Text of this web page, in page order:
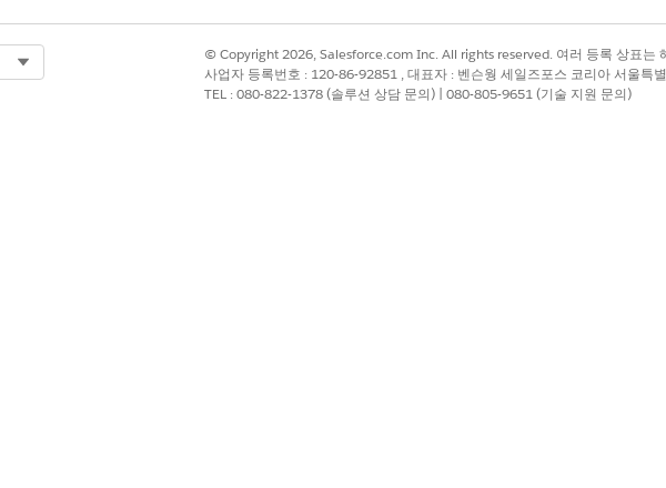
자산 대출용 카탈로그 및 범주 만들기
로그 및 관련 범주를 만들어 Automotive Cloud에서 금융 상품을 분류합니다. 예를 들어, 은행
룹화할 수 있습니다. 사용자는 주택 대출, 차량 대출, 개인 대출과 같은 범주로 제품군을 추가로
© Copyright 2026, Salesforce.com Inc. All rights reserved. 여러 등록 상표는
사업자 등록번호 : 120-86-92851 , 대표자 : 벤슨웡 세일즈포스 코리아 서울
TEL : 080-822-1378 (솔루션 상담 문의) | 080-805-9651 (기술 지원 문의)